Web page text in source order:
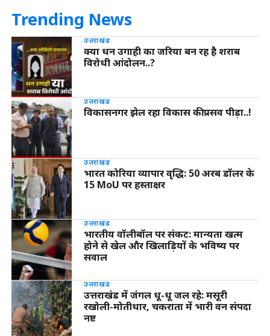
Trending News
उत्तराखंड
क्या धन उगाही का जरिया बन रह है शराब
विरोधी आंदोलन..?
उत्तराखंड
विकासनगर झेल रहा विकास की प्रसव पीड़ा..!
उत्तराखंड
भारत कोरिया व्यापार वृद्धि: 50 अरब डॉलर के
15 MoU पर हस्ताक्षर
उत्तराखंड
भारतीय वॉलीबॉल पर संकट: मान्यता खत्म
होने से खेल और खिलाड़ियों के भविष्य पर
सवाल
उत्तराखंड
उत्तराखंड में जंगल धू-धू जल रहे: मसूरी
रखोली-मोतीधार, चकराता में भारी वन संपदा
नष्ट